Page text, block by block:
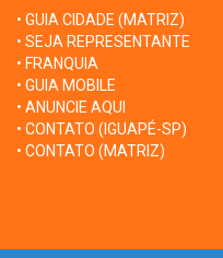
• GUIA CIDADE (MATRIZ)
• SEJA REPRESENTANTE
• FRANQUIA
• GUIA MOBILE
• ANUNCIE AQUI
• CONTATO (IGUAPÉ-SP)
• CONTATO (MATRIZ)